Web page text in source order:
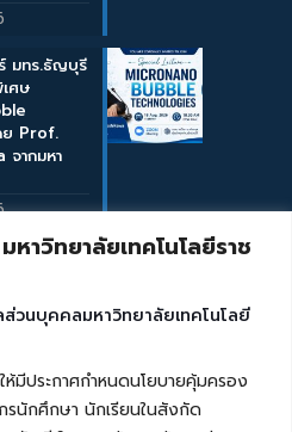
าวิทยาลัยเทคโนโลยีราช
วนบุคคลมหาวิทยาลัยเทคโนโลยี
ระกาศกำหนดนโยบายคุ้มครอง
นักศึกษา นักเรียนในสังกัด
มทร.ธัญบุรี
ศษ
ย Prof.
จากมหา